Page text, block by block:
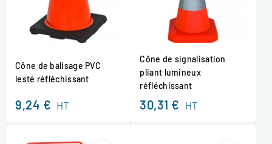
Cône de balisage PVC
lesté réfléchissant
9,24 € HT
Cône de signalisation
pliant lumineux
réfléchissant
30,31 € HT